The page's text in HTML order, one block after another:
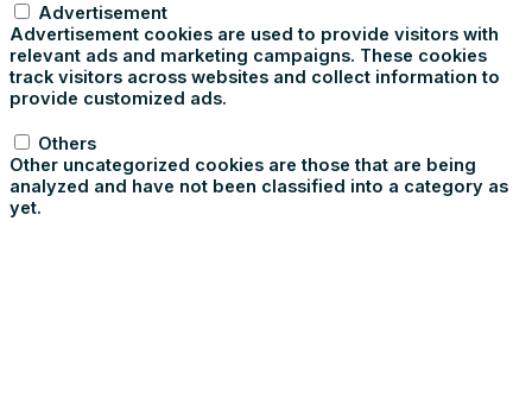
Advertisement
Advertisement cookies are used to provide visitors with
relevant ads and marketing campaigns. These cookies
track visitors across websites and collect information to
provide customized ads.
Others
Other uncategorized cookies are those that are being
analyzed and have not been classified into a category as
yet.